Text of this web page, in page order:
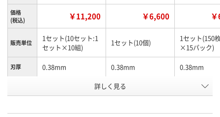
価格
(税込)
￥11,200 ￥6,600
販売単位
1セット(10セット:1
セット×10組)
1セット(10個)
1セット(150
×15パック)
刃厚 0.38mm 0.38mm 0.38mm
9mm
詳しく見る